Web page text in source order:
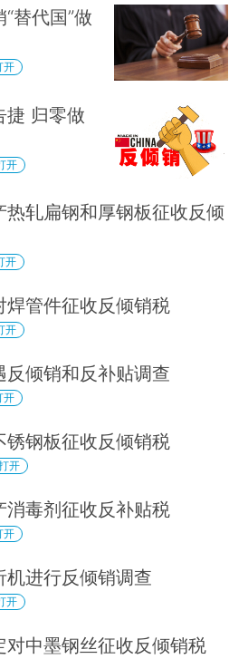
替代国”做
开
捷 归零做
开
热轧扁钢和厚钢板征收反倾
开
焊管件征收反倾销税
开
倾销和反补贴调查
开
锈钢板征收反倾销税
开
消毒剂征收反补贴税
开
进行反倾销调查
开
对中墨钢丝征收反倾销税